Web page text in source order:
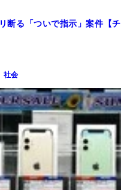
断る「ついで指示」案件【チ
社会